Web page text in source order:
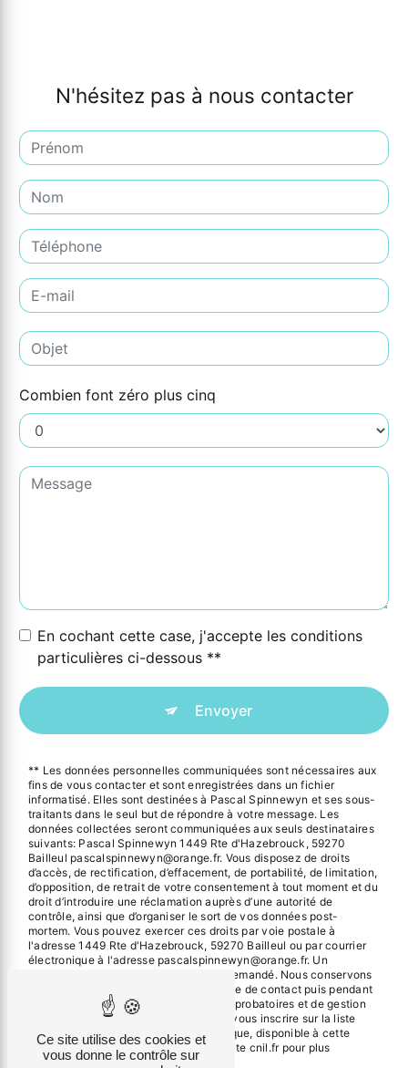
N'hésitez pas à nous contacter
Combien font zéro plus cinq
En cochant cette case, j'accepte les conditions
particulières ci-dessous **
Envoyer
** Les données personnelles communiquées sont nécessaires aux
fins de vous contacter et sont enregistrées dans un fichier
informatisé. Elles sont destinées à Pascal Spinnewyn et ses sous-
traitants dans le seul but de répondre à votre message. Les
données collectées seront communiquées aux seuls destinataires
suivants: Pascal Spinnewyn 1449 Rte d'Hazebrouck, 59270
Bailleul pascalspinnewyn@orange.fr. Vous disposez de droits
d’accès, de rectification, d’effacement, de portabilité, de limitation,
d’opposition, de retrait de votre consentement à tout moment et du
droit d’introduire une réclamation auprès d’une autorité de
contrôle, ainsi que d’organiser le sort de vos données post-
mortem. Vous pouvez exercer ces droits par voie postale à
l'adresse 1449 Rte d'Hazebrouck, 59270 Bailleul ou par courrier
électronique à l'adresse pascalspinnewyn@orange.fr. Un
justificatif d'identité pourra vous être demandé. Nous conservons
vos données pendant la période de prise de contact puis pendant
la durée de prescription légale aux fins probatoires et de gestion
des contentieux. Vous avez le droit de vous inscrire sur la liste
d'opposition au démarchage téléphonique, disponible à cette
adresse:Bloctel.gouv.fr. Consultez le site cnil.fr pour plus
d’informations sur vos droits.
Ce site utilise des cookies et
vous donne le contrôle sur